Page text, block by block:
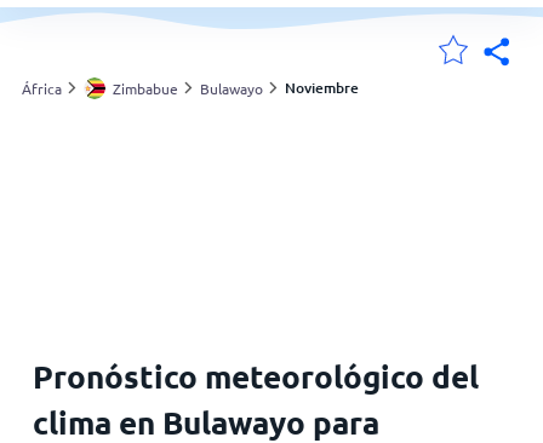
España
Argentina
África Zimbabue Bulawayo Noviembre
Pronóstico meteorológico del
clima en Bulawayo para